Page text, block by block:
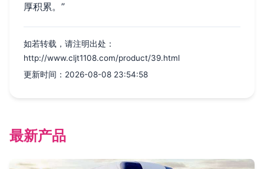
厚积累。”
如若转载，请注明出处：
http://www.cljt1108.com/product/39.html
更新时间：2026-08-08 23:54:58
最新产品